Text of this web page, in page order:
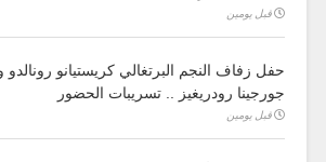
قبل يومين
حفل زفاف النجم البرتغالي كريستيانو
جورجينا رودريغيز .. تسريبات الحضور
قبل يومين